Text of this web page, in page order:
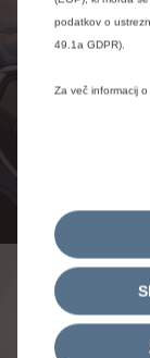
ČLANE
podatkov o
49.1a GDPR).
Za več informacij